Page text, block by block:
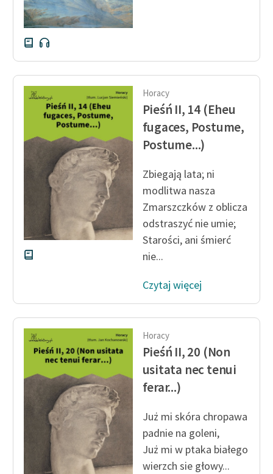
Horacy
Pieśń II, 14 (Eheu
fugaces, Postume,
Postume...)
Zbiegają lata; ni
modlitwa nasza
Zmarszczków z oblicza
odstraszyć nie umie;
Starości, ani śmierć
nie...
Czytaj więcej
Horacy
Pieśń II, 20 (Non
usitata nec tenui
ferar...)
Już mi skóra chropawa
padnie na goleni,
Już mi w ptaka białego
wierzch sie głowy...